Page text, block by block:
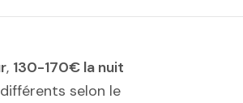
, 130-170€ la nuit
selon le